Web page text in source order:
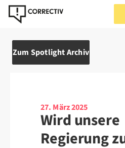
Zum Spotlight Archiv
27. März 2025
Wird unsere
Regierung